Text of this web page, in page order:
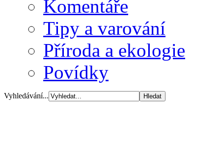
Komentáře
Tipy a varování
Příroda a ekologie
Povídky
Vyhledávání...